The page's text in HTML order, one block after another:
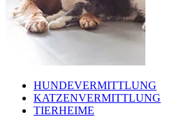
HUNDEVERMITTLUNG
KATZENVERMITTLUNG
TIERHEIME